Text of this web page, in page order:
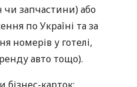
чи запчастини) або
по Україні та за
номерів у готелі,
авто тощо).